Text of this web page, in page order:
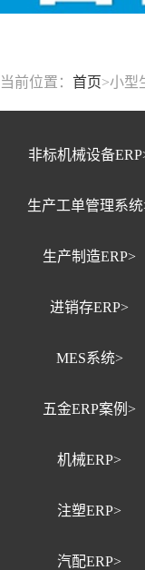
当前位置： 首页>小型
非标机械设备
生产工单管理系
生产制造ERP>
进销存ERP>
MES系统>
五金ERP案例>
机械ERP>
注塑ERP>
汽配ERP>